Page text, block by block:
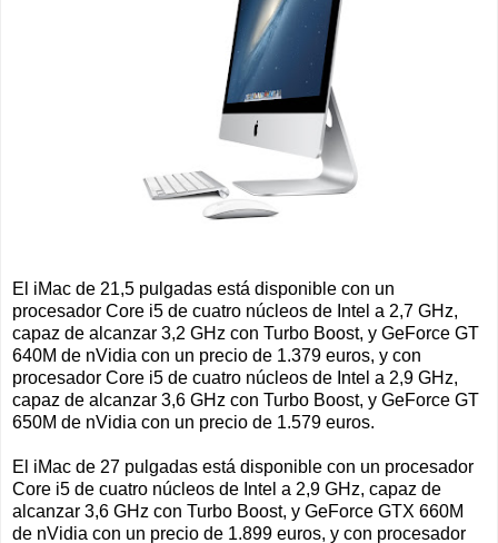
El iMac de 21,5 pulgadas está disponible con un
procesador Core i5 de cuatro núcleos de Intel a 2,7 GHz,
capaz de alcanzar 3,2 GHz con Turbo Boost, y GeForce GT
640M de nVidia con un precio de 1.379 euros, y con
procesador Core i5 de cuatro núcleos de Intel a 2,9 GHz,
capaz de alcanzar 3,6 GHz con Turbo Boost, y GeForce GT
650M de nVidia con un precio de 1.579 euros.
El iMac de 27 pulgadas está disponible con un procesador
Core i5 de cuatro núcleos de Intel a 2,9 GHz, capaz de
alcanzar 3,6 GHz con Turbo Boost, y GeForce GTX 660M
de nVidia con un precio de 1.899 euros, y con procesador